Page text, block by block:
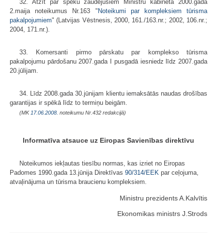
32. Atzīt par spēku zaudējušiem Ministru kabineta 2000.gada
2.maija noteikumus Nr.163 " Noteikumi par kompleksiem tūrisma
pakalpojumiem" (Latvijas Vēstnesis, 2000, 161./163.nr.; 2002, 106.nr.;
2004, 171.nr.).
33. Komersanti pirmo pārskatu par komplekso tūrisma
pakalpojumu pārdošanu 2007.gada I pusgadā iesniedz līdz 2007.gada
20.jūlijam.
34. Līdz 2008.gada 30.jūnijam klientu iemaksātās naudas drošības
garantijas ir spēkā līdz to termiņu beigām.
(MK 17.06.2008. noteikumu Nr.432 redakcijā)
Informatīva atsauce uz Eiropas Savienības direktīvu
Noteikumos iekļautas tiesību normas, kas izriet no Eiropas
Padomes 1990.gada 13.jūnija Direktīvas 90/314/EEK par ceļojuma,
atvaļinājuma un tūrisma braucienu kompleksiem.
Ministru prezidents A.Kalvītis
Ekonomikas ministrs J.Strods